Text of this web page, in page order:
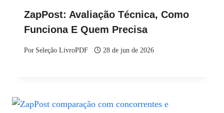
ZapPost: Avaliação Técnica, Como
Funciona E Quem Precisa
Por Seleção LivroPDF 28 de jun de 2026